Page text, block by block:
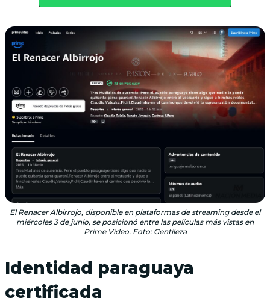
El Renacer Albirrojo, disponible en plataformas de streaming desde el
miércoles 3 de junio, se posicionó entre las películas más vistas en
Prime Video. Foto: Gentileza
Identidad paraguaya
certificada